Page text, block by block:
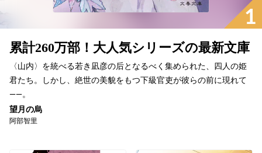
1
累計260万部！大人気シリーズの最新文庫
〈山内〉を統べる若き凪彦の后となるべく集められた、四人の姫
君たち。しかし、絶世の美貌をもつ下級官吏が彼らの前に現れて
――。
望月の烏
阿部智里